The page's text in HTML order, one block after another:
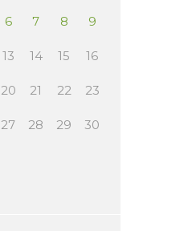
6 7 8 9
13 14 15 16
20 21 22 23
27 28 29 30